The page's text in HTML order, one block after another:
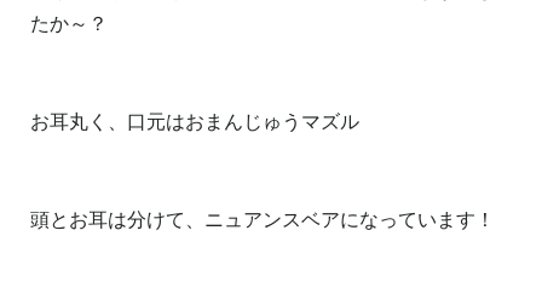
たか～？
お耳丸く、口元はおまんじゅうマズル
頭とお耳は分けて、ニュアンスベアになっています！